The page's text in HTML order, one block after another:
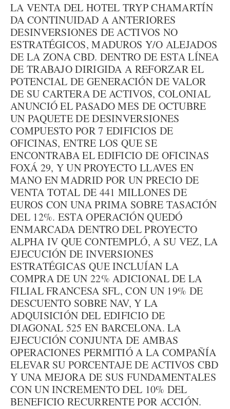
LA VENTA DEL HOTEL TRYP CHAMARTÍN
DA CONTINUIDAD A ANTERIORES
DESINVERSIONES DE ACTIVOS NO
ESTRATÉGICOS, MADUROS Y/O ALEJADOS
DE LA ZONA CBD. DENTRO DE ESTA LÍNEA
DE TRABAJO DIRIGIDA A REFORZAR EL
POTENCIAL DE GENERACIÓN DE VALOR
DE SU CARTERA DE ACTIVOS, COLONIAL
ANUNCIÓ EL PASADO MES DE OCTUBRE
UN PAQUETE DE DESINVERSIONES
COMPUESTO POR 7 EDIFICIOS DE
OFICINAS, ENTRE LOS QUE SE
ENCONTRABA EL EDIFICIO DE OFICINAS
FOXÁ 29, Y UN PROYECTO LLAVES EN
MANO EN MADRID POR UN PRECIO DE
VENTA TOTAL DE 441 MILLONES DE
EUROS CON UNA PRIMA SOBRE TASACIÓN
DEL 12%. ESTA OPERACIÓN QUEDÓ
ENMARCADA DENTRO DEL PROYECTO
ALPHA IV QUE CONTEMPLÓ, A SU VEZ, LA
EJECUCIÓN DE INVERSIONES
ESTRATÉGICAS QUE INCLUÍAN LA
COMPRA DE UN 22% ADICIONAL DE LA
FILIAL FRANCESA SFL, CON UN 19% DE
DESCUENTO SOBRE NAV, Y LA
ADQUISICIÓN DEL EDIFICIO DE
DIAGONAL 525 EN BARCELONA. LA
EJECUCIÓN CONJUNTA DE AMBAS
OPERACIONES PERMITIÓ A LA COMPAÑÍA
ELEVAR SU PORCENTAJE DE ACTIVOS CBD
Y UNA MEJORA DE SUS FUNDAMENTALES
CON UN INCREMENTO DEL 10% DEL
BENEFICIO RECURRENTE POR ACCIÓN.